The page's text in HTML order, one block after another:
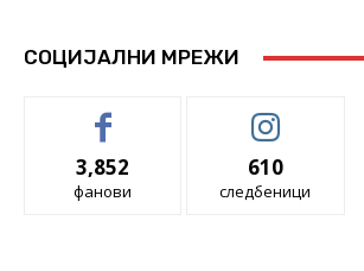
СОЦИЈАЛНИ МРЕЖИ
3,852
фанови
610
следбеници